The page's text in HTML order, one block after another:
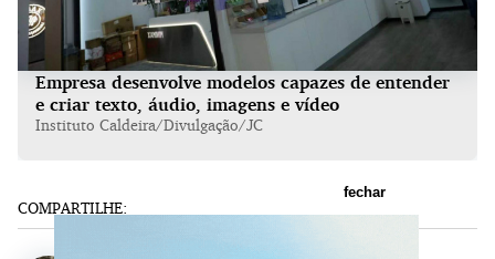
Empresa desenvolve modelos capazes de entender
e criar texto, áudio, imagens e vídeo
Instituto Caldeira/Divulgação/JC
COMPARTILHE:
fechar